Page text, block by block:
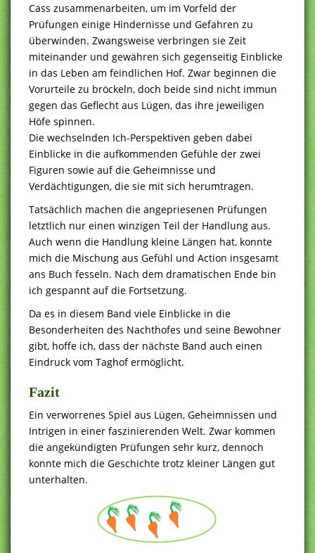
Cass zusammenarbeiten, um im Vorfeld der
Prüfungen einige Hindernisse und Gefahren zu
überwinden. Zwangsweise verbringen sie Zeit
miteinander und gewähren sich gegenseitig Einblicke
in das Leben am feindlichen Hof. Zwar beginnen die
Vorurteile zu bröckeln, doch beide sind nicht immun
gegen das Geflecht aus Lügen, das ihre jeweiligen
Höfe spinnen.
Die wechselnden Ich-Perspektiven geben dabei
Einblicke in die aufkommenden Gefühle der zwei
Figuren sowie auf die Geheimnisse und
Verdächtigungen, die sie mit sich herumtragen.
Tatsächlich machen die angepriesenen Prüfungen
letztlich nur einen winzigen Teil der Handlung aus.
Auch wenn die Handlung kleine Längen hat, konnte
mich die Mischung aus Gefühl und Action insgesamt
ans Buch fesseln. Nach dem dramatischen Ende bin
ich gespannt auf die Fortsetzung.
Da es in diesem Band viele Einblicke in die
Besonderheiten des Nachthofes und seine Bewohner
gibt, hoffe ich, dass der nächste Band auch einen
Eindruck vom Taghof ermöglicht.
Fazit
Ein verworrenes Spiel aus Lügen, Geheimnissen und
Intrigen in einer faszinierenden Welt. Zwar kommen
die angekündigten Prüfungen sehr kurz, dennoch
konnte mich die Geschichte trotz kleiner Längen gut
unterhalten.